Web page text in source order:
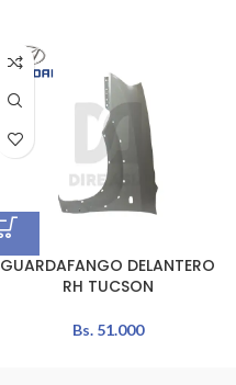
GUARDAFANGO DELANTERO
RH TUCSON
Bs.51.000